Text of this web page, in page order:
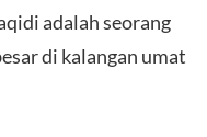
adalah seorang
di kalangan umat